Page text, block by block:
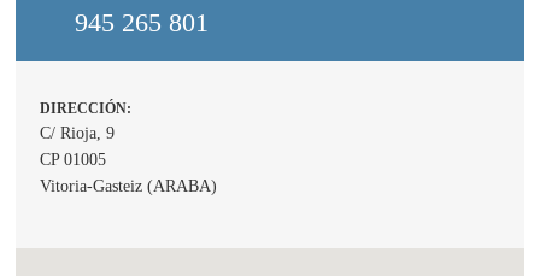
945 265 801
DIRECCIÓN:
C/ Rioja, 9
CP 01005
Vitoria-Gasteiz (ARABA)